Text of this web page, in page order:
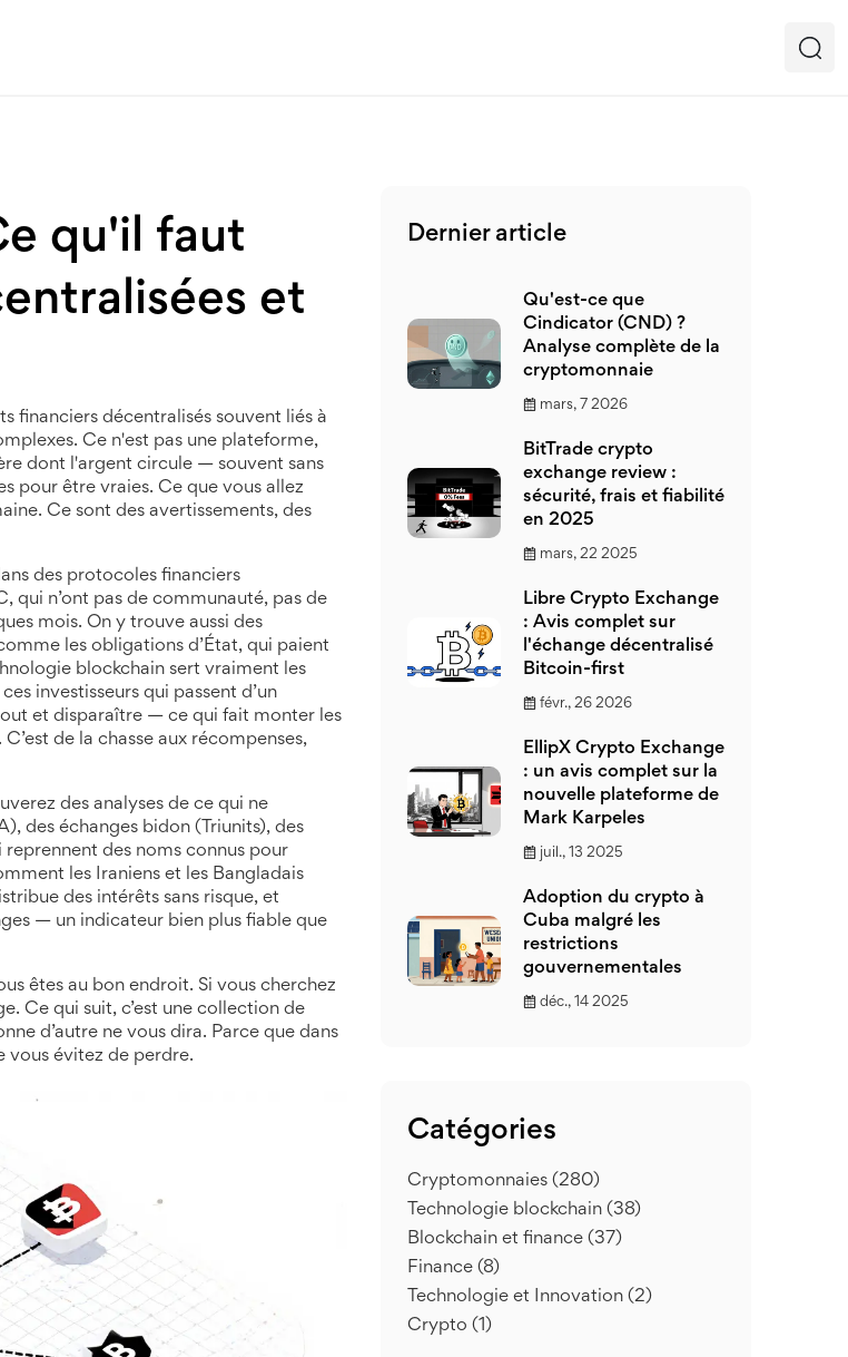
qu'il faut
et
financiers décentralisés souvent liés à
. Ce n'est pas une plateforme,
dont l'argent circule — souvent sans
pour être vraies. Ce que vous allez
Ce sont des avertissements, des
des protocoles financiers
qui n’ont pas de communauté, pas de
mois. On y trouve aussi des
les obligations d’État, qui paient
blockchain sert vraiment les
ces investisseurs qui passent d’un
et disparaître — ce qui fait monter les
de la chasse aux récompenses,
des analyses de ce qui ne
des échanges bidon (Triunits), des
des noms connus pour
les Iraniens et les Bangladais
des intérêts sans risque, et
— un indicateur bien plus fiable que
êtes au bon endroit. Si vous cherchez
Ce qui suit, c’est une collection de
d’autre ne vous dira. Parce que dans
vous évitez de perdre.
Dernier article
Qu'est-ce que
Cindicator (CND) ?
Analyse complète de la
cryptomonnaie
mars, 7 2026
BitTrade crypto
exchange review :
sécurité, frais et fiabilité
en 2025
mars, 22 2025
Libre Crypto Exchange
: Avis complet sur
l'échange décentralisé
Bitcoin-first
févr., 26 2026
EllipX Crypto Exchange
: un avis complet sur la
nouvelle plateforme de
Mark Karpeles
juil., 13 2025
Adoption du crypto à
Cuba malgré les
restrictions
gouvernementales
déc., 14 2025
Catégories
Cryptomonnaies (280)
Technologie blockchain (38)
Blockchain et finance (37)
Finance (8)
Technologie et Innovation (2)
Crypto (1)